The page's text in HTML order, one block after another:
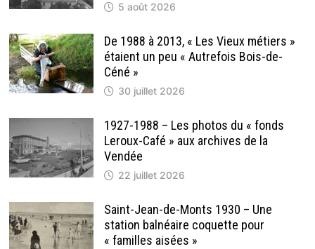
5 août 2026
De 1988 à 2013, « Les Vieux métiers »
étaient un peu « Autrefois Bois-de-
Céné »
30 juillet 2026
1927-1988 – Les photos du « fonds
Leroux-Café » aux archives de la
Vendée
22 juillet 2026
Saint-Jean-de-Monts 1930 – Une
station balnéaire coquette pour
« familles aisées »